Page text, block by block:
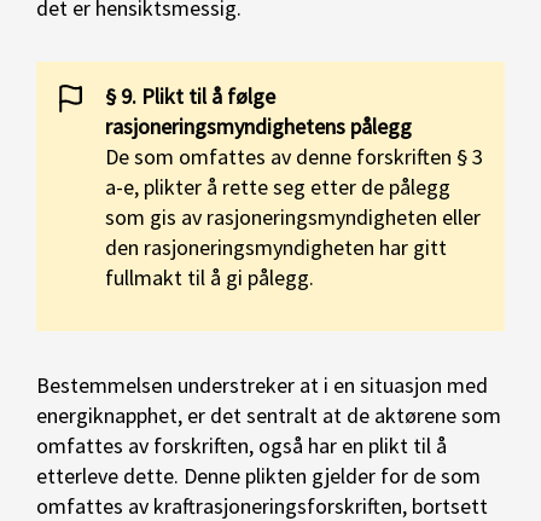
det er hensiktsmessig.
§ 9. Plikt til å følge
rasjoneringsmyndighetens pålegg
De som omfattes av denne forskriften § 3
a-e, plikter å rette seg etter de pålegg
som gis av rasjoneringsmyndigheten eller
den rasjoneringsmyndigheten har gitt
fullmakt til å gi pålegg.
Bestemmelsen understreker at i en situasjon med
energiknapphet, er det sentralt at de aktørene som
omfattes av forskriften, også har en plikt til å
etterleve dette. Denne plikten gjelder for de som
omfattes av kraftrasjoneringsforskriften, bortsett